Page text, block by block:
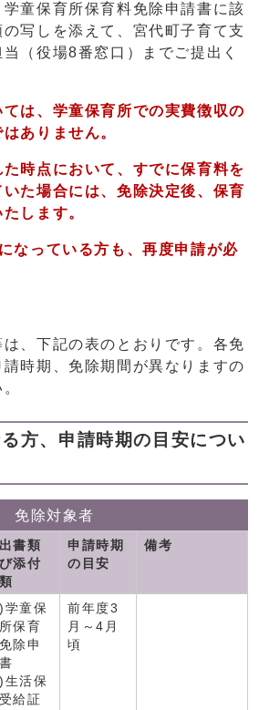
童保育所保育料免除申請書に該
写しを添えて、宮代町子育て支
（役場8番窓口）までご提出く
は、学童保育所での実費徴収の
ありません。
時点において、すでに保育料を
た場合には、免除決定後、保育
します。
なっている方も、再度申請が必
、下記の表のとおりです。各免
時期、免除期間が異なりますの
方、申請時期の目安につい
免除対象者
書類
添付
申請時期
の目安
備考
学童保
保育
除申
生活保
給証
前年度3
月～4月
頃